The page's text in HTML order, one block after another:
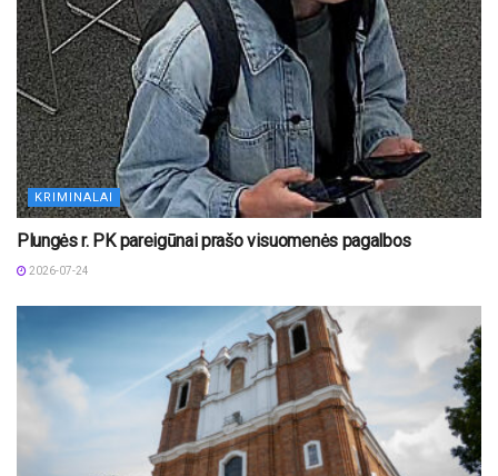
KRIMINALAI
Plungės r. PK pareigūnai prašo visuomenės pagalbos
2026-07-24